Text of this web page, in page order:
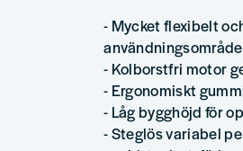
- Mycket flexibelt
- Kolborstfri motor
- Ergonomiskt
- Låg bygghöjd för
- Steglös variabel